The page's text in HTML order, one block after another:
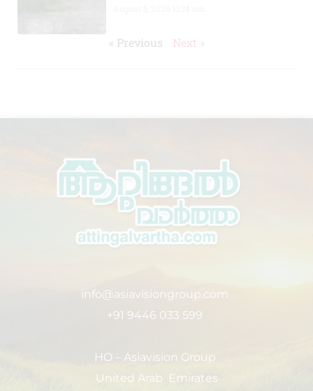
« Previous Next »
info@asiavisiongroup.com
+91 9446 033 599
HO – Asiavision Group
United Arab Emirates